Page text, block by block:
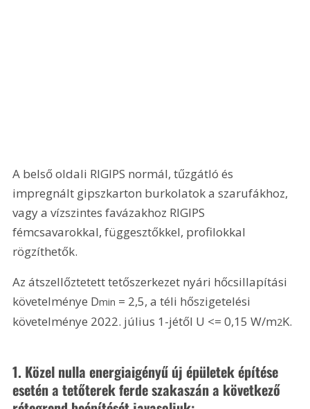
A belső oldali RIGIPS normál, tűzgátló és
impregnált gipszkarton burkolatok a szarufákhoz,
vagy a vízszintes favázakhoz RIGIPS
fémcsavarokkal, függesztőkkel, profilokkal
rögzíthetők.
Az átszellőztetett tetőszerkezet nyári hőcsillapítási
követelménye Dmin = 2,5, a téli hőszigetelési
követelménye 2022. július 1-jétől U <= 0,15 W/m2K.
1. Közel nulla energiaigényű új épületek építése
esetén a tetőterek ferde szakaszán a következő